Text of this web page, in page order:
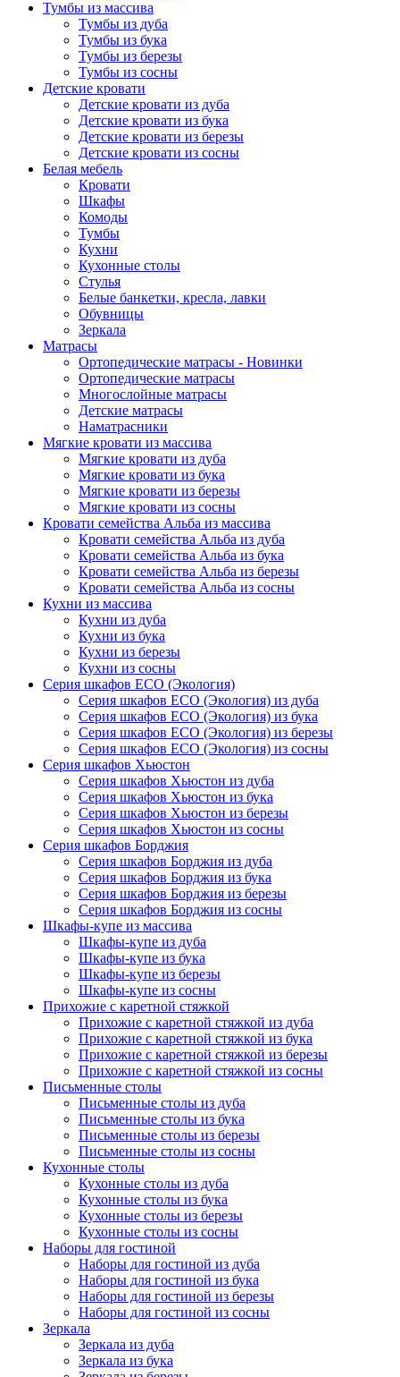
Тумбы из массива
Тумбы из дуба
Тумбы из бука
Тумбы из березы
Тумбы из сосны
Детские кровати
Детские кровати из дуба
Детские кровати из бука
Детские кровати из березы
Детские кровати из сосны
Белая мебель
Кровати
Шкафы
Комоды
Тумбы
Кухни
Кухонные столы
Стулья
Белые банкетки, кресла, лавки
Обувницы
Зеркала
Матрасы
Ортопедические матрасы - Новинки
Ортопедические матрасы
Многослойные матрасы
Детские матрасы
Наматрасники
Мягкие кровати из массива
Мягкие кровати из дуба
Мягкие кровати из бука
Мягкие кровати из березы
Мягкие кровати из сосны
Кровати семейства Альба из массива
Кровати семейства Альба из дуба
Кровати семейства Альба из бука
Кровати семейства Альба из березы
Кровати семейства Альба из сосны
Кухни из массива
Кухни из дуба
Кухни из бука
Кухни из березы
Кухни из сосны
Серия шкафов ECO (Экология)
Серия шкафов ECO (Экология) из дуба
Серия шкафов ECO (Экология) из бука
Серия шкафов ECO (Экология) из березы
Серия шкафов ECO (Экология) из сосны
Серия шкафов Хьюстон
Серия шкафов Хьюстон из дуба
Серия шкафов Хьюстон из бука
Серия шкафов Хьюстон из березы
Серия шкафов Хьюстон из сосны
Серия шкафов Борджия
Серия шкафов Борджия из дуба
Серия шкафов Борджия из бука
Серия шкафов Борджия из березы
Серия шкафов Борджия из сосны
Шкафы-купе из массива
Шкафы-купе из дуба
Шкафы-купе из бука
Шкафы-купе из березы
Шкафы-купе из сосны
Прихожие с каретной стяжкой
Прихожие с каретной стяжкой из дуба
Прихожие с каретной стяжкой из бука
Прихожие с каретной стяжкой из березы
Прихожие с каретной стяжкой из сосны
Письменные столы
Письменные столы из дуба
Письменные столы из бука
Письменные столы из березы
Письменные столы из сосны
Кухонные столы
Кухонные столы из дуба
Кухонные столы из бука
Кухонные столы из березы
Кухонные столы из сосны
Наборы для гостиной
Наборы для гостиной из дуба
Наборы для гостиной из бука
Наборы для гостиной из березы
Наборы для гостиной из сосны
Зеркала
Зеркала из дуба
Зеркала из бука